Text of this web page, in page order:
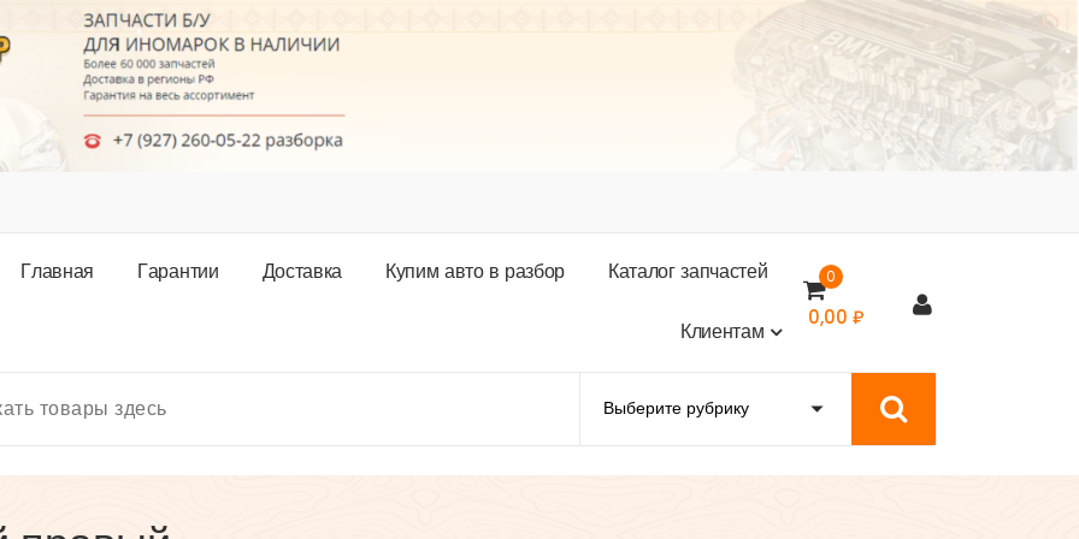
Главная Гарантии Доставка Купим авто в разбор Каталогзапчастей
Клиентам
0
0,00 ₽